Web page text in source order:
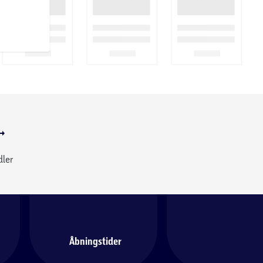
Åbningstider